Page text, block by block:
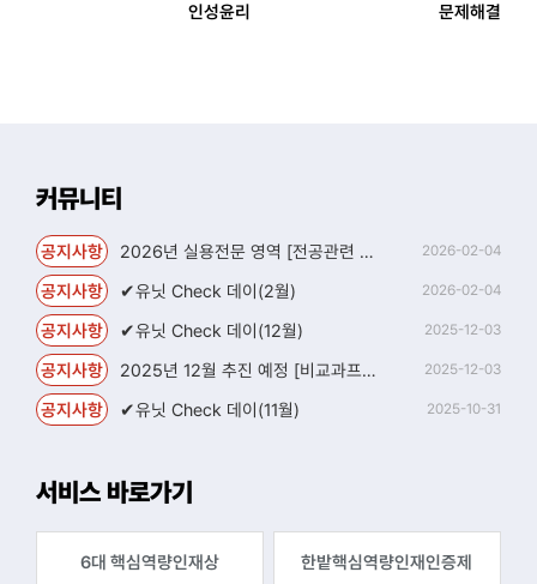
인성윤리
문제해결
커뮤니티
공지사항 2026년 실용전문 영역 [전공관련 자격증] 목록(수정) 2026-02-04
공지사항 ✔유닛 Check 데이(2월) 2026-02-04
공지사항 ✔유닛 Check 데이(12월) 2025-12-03
공지사항 2025년 12월 추진 예정 [비교과프로그램안내] 2025-12-03
공지사항 ✔유닛 Check 데이(11월) 2025-10-31
서비스 바로가기
6대 핵심역량인재상 한밭핵심역량인재인증제